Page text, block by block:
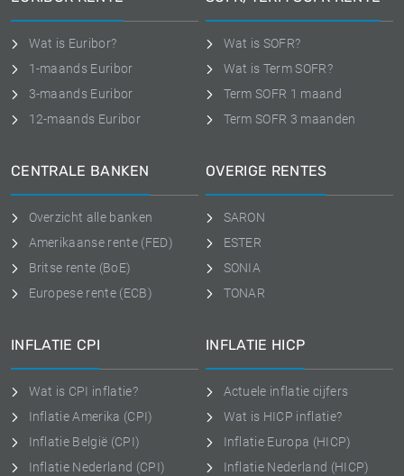
Wat is Euribor?
1-maands Euribor
3-maands Euribor
12-maands Euribor
Wat is SOFR?
Wat is Term SOFR?
Term SOFR 1 maand
Term SOFR 3 maanden
CENTRALE BANKEN
Overzicht alle banken
Amerikaanse rente (FED)
Britse rente (BoE)
Europese rente (ECB)
OVERIGE RENTES
SARON
ESTER
SONIA
TONAR
INFLATIE CPI
Wat is CPI inflatie?
Inflatie Amerika (CPI)
Inflatie België (CPI)
Inflatie Nederland (CPI)
INFLATIE HICP
Actuele inflatie cijfers
Wat is HICP inflatie?
Inflatie Europa (HICP)
Inflatie Nederland (HICP)